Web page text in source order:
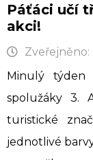
Páťáci učí
akci!
Zveřejněno:
Minulý týden
spolužáky 3.
turistické
jednotlivé